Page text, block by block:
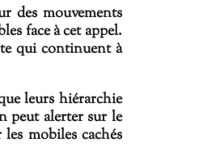
des mouvements
face à cet appel.
qui continuent à
leurs hiérarchie
peut alerter sur le
mobiles cachés